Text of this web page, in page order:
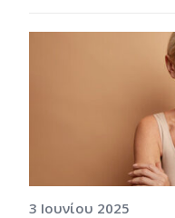
3 Ιουνίου 2025